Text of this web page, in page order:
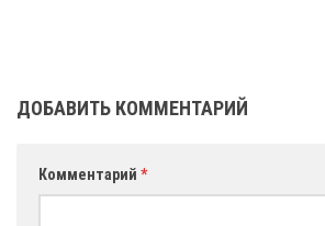
ДОБАВИТЬ КОММЕНТАРИЙ
Комментарий *